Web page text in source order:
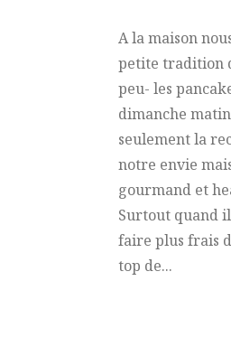
A la maison
petite tradition
peu- les
dimanche
seulement la
notre envie
gourmand et
Surtout quand
faire plus frais
top de...